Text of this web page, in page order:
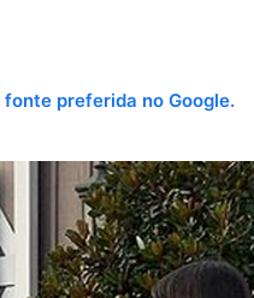
fonte preferida no Google.